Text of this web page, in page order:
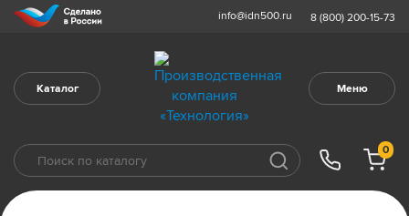
info@idn500.ru 8 (800) 200-15-73
Каталог Меню
0